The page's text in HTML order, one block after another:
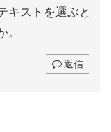
キストを選ぶと
。
返信